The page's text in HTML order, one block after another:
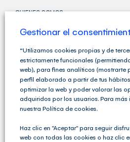
QUIENES SOMOS
Gestionar el
“Utilizamos cookies propias y de
estrictamente funcionales
web), para fines analíticos (mostrarte
perfil elaborado a partir de tus
optimizar la web y poder valorar las
adquiridos por los usuarios. Para
nuestra Política de cookies.
Haz clic en "Aceptar" para seguir
web con todas las cookies o haz clic